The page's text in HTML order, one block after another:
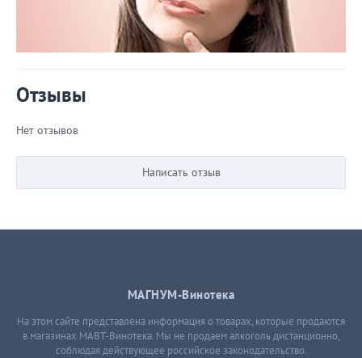
Отзывы
Нет отзывов
Написать отзыв
МАГНУМ-Винотека
На этом сайте представлена информация о товарах, которые продаются
в магазинах МАВТ-Винотека. Мы не продаем алкоголь дистанционно,
соблюдая действующее российское законодательство.